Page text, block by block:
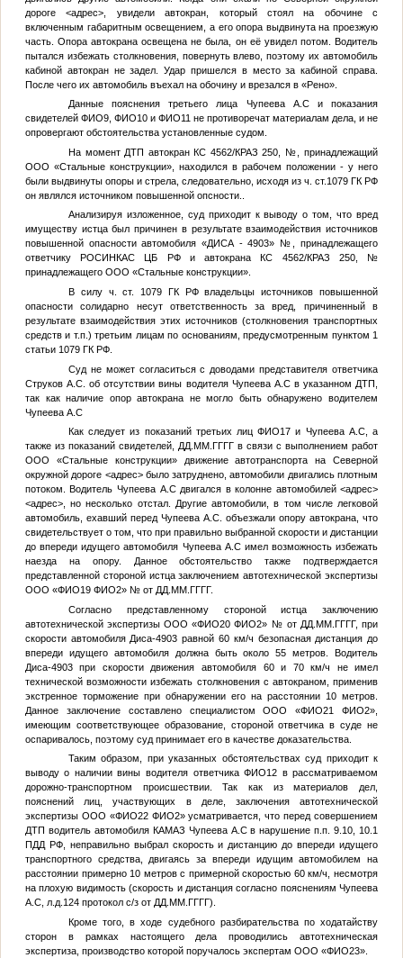
дороге<адрес> , увидели автокран, который стоял на обочине с
включенным габаритным освещением, а его опора выдвинута на проезжую
часть. Опора автокрана освещена не была, он её увидел потом. Водитель
пытался избежать столкновения, повернуть влево, поэтому их автомобиль
кабиной автокран не задел. Удар пришелся в место за кабиной справа.
После чего их автомобиль въехал на обочину и врезался в «Рено».
Данные пояснения третьего лица Чупеева А.Си показания
свидетелей ФИО9 ,ФИО10 иФИО11 не противоречат материалам дела, и не
опровергают обстоятельства установленные судом.
На момент ДТП автокран КС 4562/КРАЗ 250, №
, принадлежащий
ООО «Стальные конструкции», находился в рабочем положении - у него
были выдвинуты опоры и стрела, следовательно, исходя из ч. ст.1079 ГК РФ
он являлся источником повышенной опсности..
Анализируя изложенное, суд приходит к выводу о том, что вред
имуществу истца был причинен в результате взаимодействия источников
повышенной опасности автомобиля «ДИСА - 4903» № , принадлежащего
ответчику РОСИНКАС ЦБ РФ и автокрана КС 4562/КРАЗ 250, №
принадлежащего ООО «Стальные конструкции».
В силу ч. ст. 1079 ГК РФ владельцы источников повышенной
опасности солидарно несут ответственность за вред, причиненный в
результате взаимодействия этих источников (столкновения транспортных
средств и т.п.) третьим лицам по основаниям, предусмотренным пунктом 1
статьи 1079 ГК РФ.
Суд не может согласиться с доводами представителя ответчика
Струков А.С. об отсутствии вины водителя Чупеева А.Св указанном ДТП,
так как наличие опор автокрана не могло быть обнаружено водителем
Чупеева А.С
Как следует из показаний третьих лицФИО17 и Чупеева А.С, а
также из показаний свидетелей, ДД.ММ.ГГГГ в связи с выполнением работ
ООО «Стальные конструкции» движение автотранспорта на Северной
окружной дороге <адрес>было затруднено, автомобили двигались плотным
потоком. Водитель Чупеева А.Сдвигался в колонне автомобилей<адрес>
<адрес>, но несколько отстал. Другие автомобили, в том числе легковой
автомобиль, ехавший перед Чупеева А.С . объезжали опору автокрана, что
свидетельствует о том, что при правильно выбранной скорости и дистанции
до впереди идущего автомобиля Чупеева А.Симел возможность избежать
наезда на опору. Данное обстоятельство также подтверждается
представленной стороной истца заключением автотехнической экспертизы
ООО «ФИО19 ФИО2» №от ДД.ММ.ГГГГ.
Согласно представленному стороной истца заключению
автотехнической экспертизы ООО «ФИО20 ФИО2» № от ДД.ММ.ГГГГ, при
скорости автомобиля Диса-4903 равной 60 км/ч безопасная дистанция до
впереди идущего автомобиля должна быть около 55 метров. Водитель
Диса-4903 при скорости движения автомобиля 60 и 70 км/ч не имел
технической возможности избежать столкновения с автокраном, применив
экстренное торможение при обнаружении его на расстоянии 10 метров.
Данное заключение составлено специалистом ООО «ФИО21 ФИО2»,
имеющим соответствующее образование, стороной ответчика в суде не
оспаривалось, поэтому суд принимает его в качестве доказательства.
Таким образом, при указанных обстоятельствах суд приходит к
выводу о наличии вины водителя ответчикаФИО12 в рассматриваемом
дорожно-транспортном происшествии. Так как из материалов дел,
пояснений лиц, участвующих в деле, заключения автотехнической
экспертизы ООО «ФИО22 ФИО2» усматривается, что перед совершением
ДТП водитель автомобиля КАМАЗ Чупеева А.Св нарушение п.п. 9.10, 10.1
ПДД РФ, неправильно выбрал скорость и дистанцию до впереди идущего
транспортного средства, двигаясь за впереди идущим автомобилем на
расстоянии примерно 10 метров с примерной скоростью 60 км/ч, несмотря
на плохую видимость (скорость и дистанция согласно пояснениямЧупеева
А.С, л.д.124 протокол с/з от ДД.ММ.ГГГГ).
Кроме того, в ходе судебного разбирательства по ходатайству
сторон в рамках настоящего дела проводились автотехническая
экспертиза, производство которой поручалось экспертам ООО «ФИО23».